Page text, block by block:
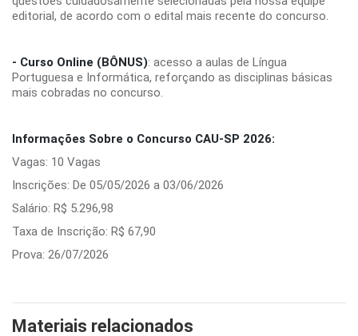
editorial, de acordo com o edital mais recente do concurso.
- Curso Online (BÔNUS): acesso a aulas de Língua
Portuguesa e Informática, reforçando as disciplinas básicas
mais cobradas no concurso.
Informações Sobre o Concurso CAU-SP 2026:
Vagas: 10 Vagas
Inscrições: De 05/05/2026 a 03/06/2026
Salário: R$ 5.296,98
Taxa de Inscrição: R$ 67,90
Prova: 26/07/2026
Materiais relacionados